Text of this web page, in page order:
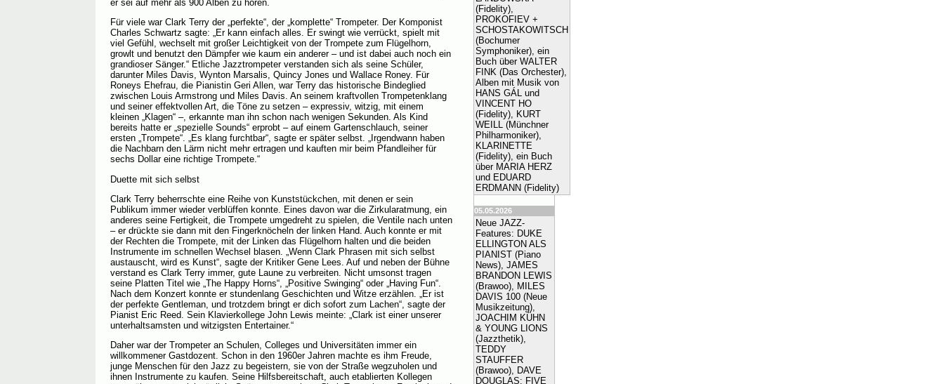
er sei auf mehr als 900 Alben zu hören.
Für viele war Clark Terry der „perfekte“, der „komplette“ Trompeter. Der Komponist
Charles Schwartz sagte: „Er kann einfach alles. Er swingt wie verrückt, spielt mit
viel Gefühl, wechselt mit großer Leichtigkeit von der Trompete zum Flügelhorn,
growlt und benutzt den Dämpfer wie kaum ein anderer – und ist dabei auch noch ein
grandioser Sänger.“ Etliche Jazztrompeter verstanden sich als seine Schüler,
darunter Miles Davis, Wynton Marsalis, Quincy Jones und Wallace Roney. Für
Roneys Ehefrau, die Pianistin Geri Allen, war Terry das historische Bindeglied
zwischen Louis Armstrong und Miles Davis. An seinem kraftvollen Trompetenklang
und seiner effektvollen Art, die Töne zu setzen – expressiv, witzig, mit einem
kleinen „Klagen“ –, erkannte man ihn schon nach wenigen Sekunden. Als Kind
bereits hatte er „spezielle Sounds“ erprobt – auf einem Gartenschlauch, seiner
ersten „Trompete“. „Es klang furchtbar“, sagte er später selbst. „Irgendwann haben
die Nachbarn den Lärm nicht mehr ertragen und kauften mir beim Pfandleiher für
sechs Dollar eine richtige Trompete.“
Duette mit sich selbst
Clark Terry beherrschte eine Reihe von Kunststückchen, mit denen er sein
Publikum immer wieder verblüffen konnte. Eines davon war die Zirkularatmung, ein
anderes seine Fertigkeit, die Trompete umgedreht zu spielen, die Ventile nach unten
– er drückte sie dann mit den Fingerknöcheln der linken Hand. Auch konnte er mit
der Rechten die Trompete, mit der Linken das Flügelhorn halten und die beiden
Instrumente im schnellen Wechsel blasen. „Wenn Clark Phrasen mit sich selbst
austauscht, wird es Kunst“, sagte der Kritiker Gene Lees. Auf und neben der Bühne
verstand es Clark Terry immer, gute Laune zu verbreiten. Nicht umsonst tragen
seine Platten Titel wie „The Happy Horns“, „Positive Swinging“ oder „Having Fun“.
Nach dem Konzert konnte er stundenlang Geschichten und Witze erzählen. „Er ist
der perfekte Gentleman, und trotzdem bringt er dich sofort zum Lachen“, sagte der
Pianist Eric Reed. Sein Klavierkollege John Lewis meinte: „Clark ist einer unserer
unterhaltsamsten und witzigsten Entertainer.“
Daher war der Trompeter an Schulen, Colleges und Universitäten immer ein
willkommener Gastdozent. Schon in den 1960er Jahren machte es ihm Freude,
junge Menschen für den Jazz zu begeistern, sie von der Straße wegzuholen und
ihnen Instrumente zu kaufen. Seine Hilfsbereitschaft, auch etablierten Kollegen
(Fidelity),
PROKOFIEV +
SCHOSTAKOWITSCH
(Bochumer
Symphoniker), ein
Buch über WALTER
FINK (Das Orchester),
Alben mit Musik von
HANS GÁL und
VINCENT HO
(Fidelity), KURT
WEILL (Münchner
Philharmoniker),
KLARINETTE
(Fidelity), ein Buch
über MARIA HERZ
und EDUARD
ERDMANN (Fidelity)
05.05.2026
Neue JAZZ-
Features: DUKE
ELLINGTON ALS
PIANIST (Piano
News), JAMES
BRANDON LEWIS
(Brawoo), MILES
DAVIS 100 (Neue
Musikzeitung),
JOACHIM KÜHN
& YOUNG LIONS
(Jazzthetik),
TEDDY
STAUFFER
(Brawoo), DAVE
DOUGLAS: FIVE